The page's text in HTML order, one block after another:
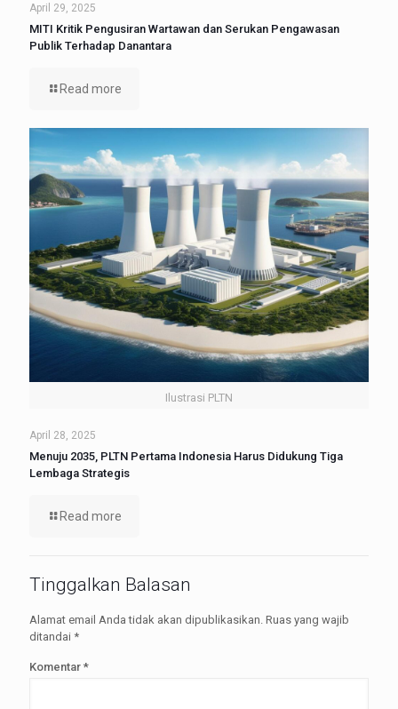
April 29, 2025
MITI Kritik Pengusiran Wartawan dan Serukan Pengawasan
Publik Terhadap Danantara
Read more
Ilustrasi PLTN
April 28, 2025
Menuju 2035, PLTN Pertama Indonesia Harus Didukung Tiga
Lembaga Strategis
Read more
Tinggalkan Balasan
Alamat email Anda tidak akan dipublikasikan. Ruas yang wajib
ditandai *
Komentar *